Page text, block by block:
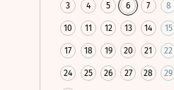
3 4 5 6 7 8
10 11 12 13 14 15
17 18 19 20 21 22
24 25 26 27 28 29